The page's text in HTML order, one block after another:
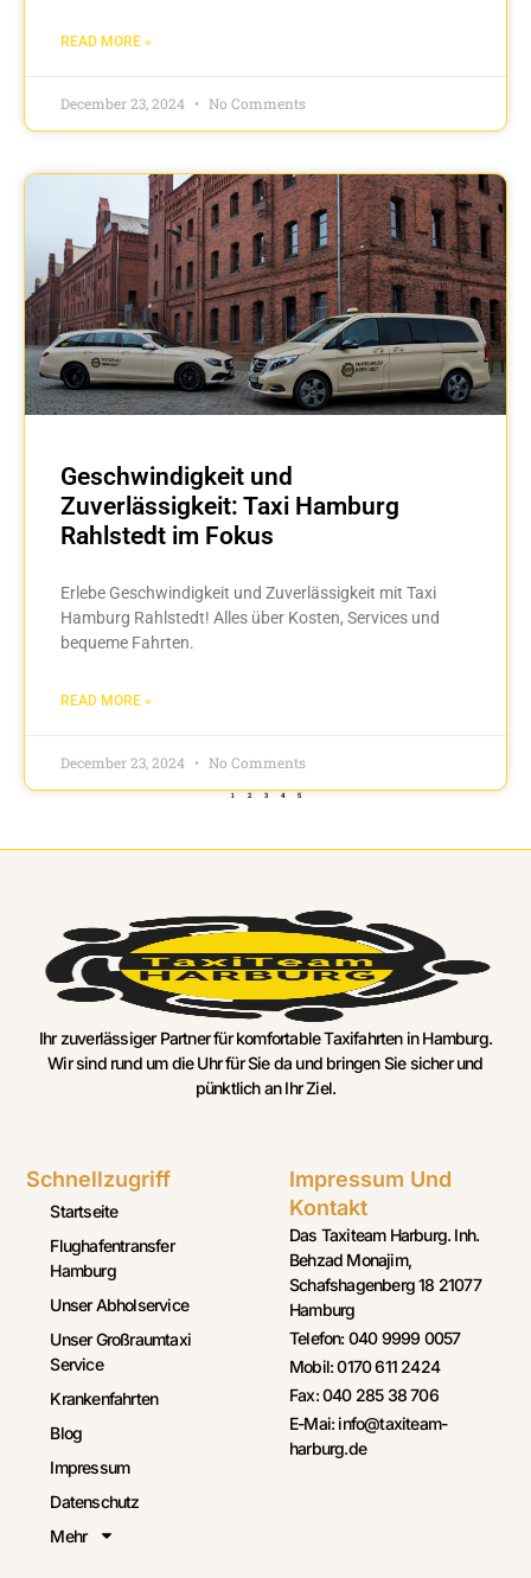
READ MORE »
December 23, 2024 No Comments
Geschwindigkeit und
Zuverlässigkeit: Taxi Hamburg
Rahlstedt im Fokus
Erlebe Geschwindigkeit und Zuverlässigkeit mit Taxi
Hamburg Rahlstedt! Alles über Kosten, Services und
bequeme Fahrten.
READ MORE »
December 23, 2024 No Comments
1 2 3 4 5
Ihr zuverlässiger Partner für komfortable Taxifahrten in Hamburg.
Wir sind rund um die Uhr für Sie da und bringen Sie sicher und
pünktlich an Ihr Ziel.
Schnellzugriff
Startseite
Flughafentransfer
Hamburg
Unser Abholservice
Unser Großraumtaxi
Service
Krankenfahrten
Blog
Impressum
Datenschutz
Mehr
Impressum Und
Kontakt
Das Taxiteam Harburg. Inh.
Behzad Monajim,
Schafshagenberg 18 21077
Hamburg
Telefon: 040 9999 0057
Mobil: 0170 611 2424
Fax: 040 285 38 706
E-Mai: info@taxiteam-
harburg.de